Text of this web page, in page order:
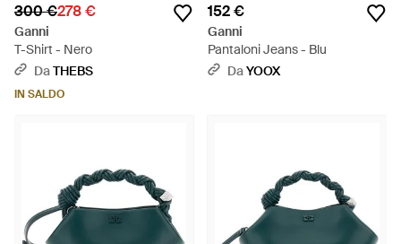
300 €278 €
Ganni
T-Shirt - Nero
DaTHEBS
IN SALDO
152 €
Ganni
Pantaloni Jeans - Blu
DaYOOX